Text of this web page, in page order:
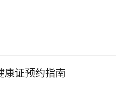
康证预约指南